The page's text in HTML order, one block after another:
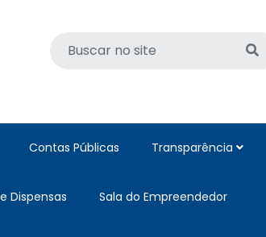
Contas Públicas Transparência
Dispensas Sala do Empreendedor